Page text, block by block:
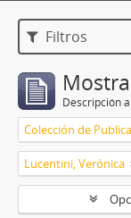
Filtros
Descripción
Lucentini, Verónica